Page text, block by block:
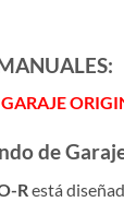
de
R está